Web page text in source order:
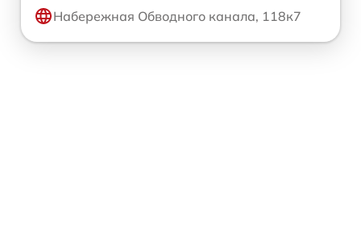
Набережная Обводного канала, 118к7